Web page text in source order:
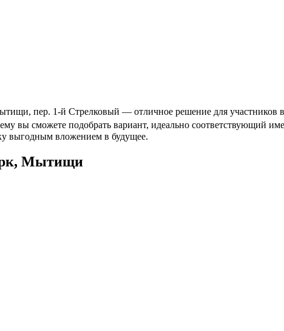
пер. 1-й Стрелковый — отличное решение для участников
вы сможете подобрать вариант, идеально соответствующий
выгодным вложением в будущее.
Мытищи